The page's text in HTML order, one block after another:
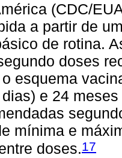
(CDC/
a partir de
de rotina.
doses
esquema
e 24
mínima e
doses.17